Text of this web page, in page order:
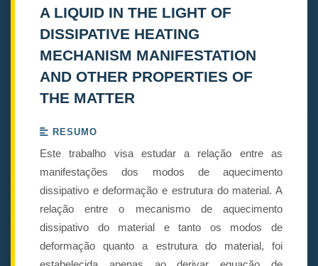
A LIQUID IN THE LIGHT OF
DISSIPATIVE HEATING
MECHANISM MANIFESTATION
AND OTHER PROPERTIES OF
THE MATTER
RESUMO
Este trabalho visa estudar a relação entre as
manifestações dos modos de aquecimento
dissipativo e deformação e estrutura do material. A
relação entre o mecanismo de aquecimento
dissipativo do material e tanto os modos de
deformação quanto a estrutura do material, foi